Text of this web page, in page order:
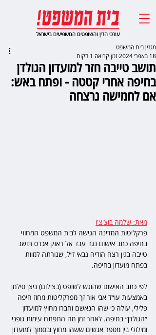
עורכי הדין והשופטים המשפיעים בישראל
תושב טייבה חזר למועדון הגולדן
בחיפה אחרי קטטה - ופתח באש:
אם לחמישה נרצחה
מגזין בית המשפט
18 באפר׳ 2024
זמן קריאה 1 דקות
מאת: שלמה בוצ'צ'ו
פרקליטות המדינה הגישה לבית המשפט המחוזי
בחיפה כתב אישום נגד עבד אל ראזק אכרס תושב
טייבה בגין רצח הודיה גבאי ז״ל, שנורתה למוות
בפתח מועדון בחיפה.
לפי כתב האישום שהוגש לשופט (בצילום) ניצן סילמן
באמצעות עו״ד אבי אור זך מפרקליטות מחוז חיפה
פלילי, עולה כי שהו הנאשם וחברו מחוץ למועדון
״הגולדן״ בחיפה. לאחר זמן מה התפתח עימות גופני
ומילולי בין מספר אנשים ששהו מחוץ ובסמוך למועדון